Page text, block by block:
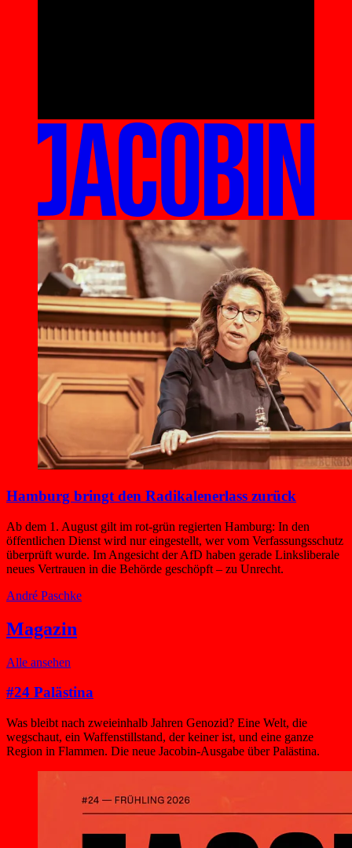
Hamburg bringt den Radikalenerlass zurück
Ab dem 1. August gilt im rot-grün regierten Hamburg: In den
öffentlichen Dienst wird nur eingestellt, wer vom Verfassungsschutz
überprüft wurde. Im Angesicht der AfD haben gerade Linksliberale
neues Vertrauen in die Behörde geschöpft – zu Unrecht.
André Paschke
Magazin
Alle ansehen
#24 Palästina
Was bleibt nach zweieinhalb Jahren Genozid? Eine Welt, die
wegschaut, ein Waffenstillstand, der keiner ist, und eine ganze
Region in Flammen. Die neue Jacobin-Ausgabe über Palästina.